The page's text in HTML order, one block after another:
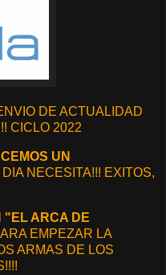
DE ACTUALIDAD
CICLO 2022
UN
NECESITA!!! EXITOS,
"EL ARCA DE
EMPEZAR LA
ARMAS DE LOS